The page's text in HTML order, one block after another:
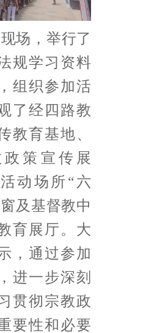
场，举行了
规学习资料
组织参加活
了经四路教
教育基地、
策宣传展
动场所“六
及基督教中
育展厅。大
，通过参加
进一步深刻
贯彻宗教政
要性和必要